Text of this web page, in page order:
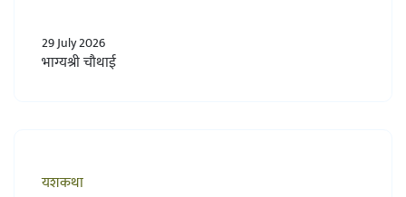
29 July 2026
भाग्यश्री चौथाई
यशकथा